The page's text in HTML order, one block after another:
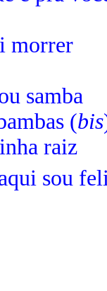
morrer
samba
(bis
raiz
sou